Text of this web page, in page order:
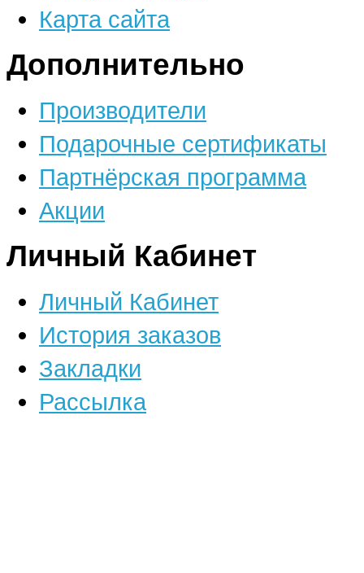
Карта сайта
Дополнительно
Производители
Подарочные сертификаты
Партнёрская программа
Акции
Личный Кабинет
Личный Кабинет
История заказов
Закладки
Рассылка